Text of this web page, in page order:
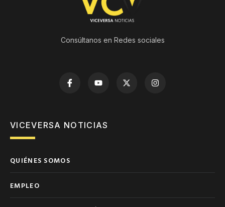
Consúltanos en Redes sociales
VICEVERSA NOTICIAS
QUIÉNES SOMOS
EMPLEO